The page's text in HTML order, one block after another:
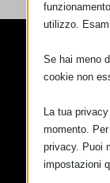
utilizzo.
Se hai meno
cookie non
La tua
momento.
privacy. Puoi
impostazioni